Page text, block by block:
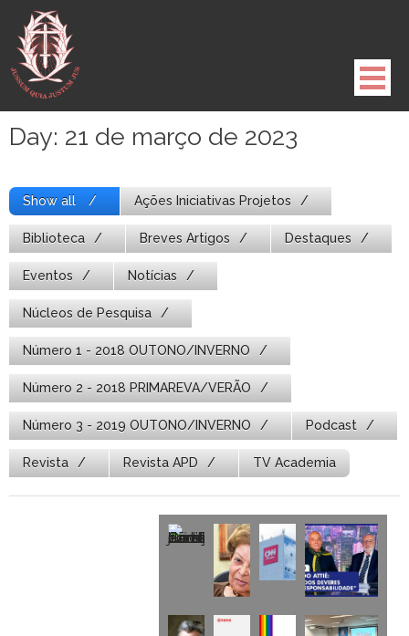
para
conteúdo
Day: 21 de março de 2023
Show all Ações Iniciativas Projetos
Biblioteca Breves Artigos Destaques
Eventos Notícias
Núcleos de Pesquisa
Número 1 - 2018 OUTONO/INVERNO
Número 2 - 2018 PRIMAREVA/VERÃO
Número 3 - 2019 OUTONO/INVERNO Podcast
Revista Revista APD TV Academia